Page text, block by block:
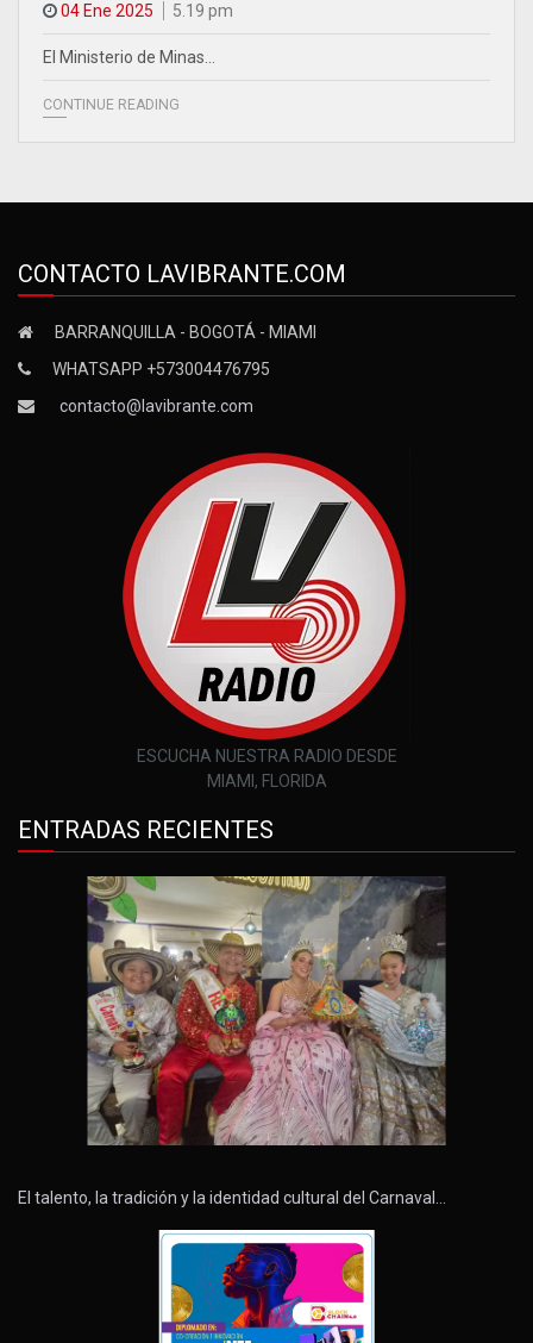
04 Ene 2025 5.19 pm
El Ministerio de Minas…
CONTINUE READING
CONTACTO LAVIBRANTE.COM
BARRANQUILLA - BOGOTÁ - MIAMI
WHATSAPP +573004476795
contacto@lavibrante.com
ESCUCHA NUESTRA RADIO DESDE
MIAMI, FLORIDA
ENTRADAS RECIENTES
El talento, la tradición y la identidad cultural del Carnaval…